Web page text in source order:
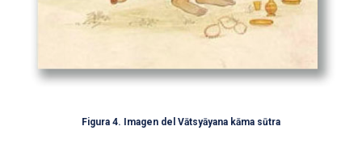
Figura 4. Imagen del Vātsyāyana kāma sūtra